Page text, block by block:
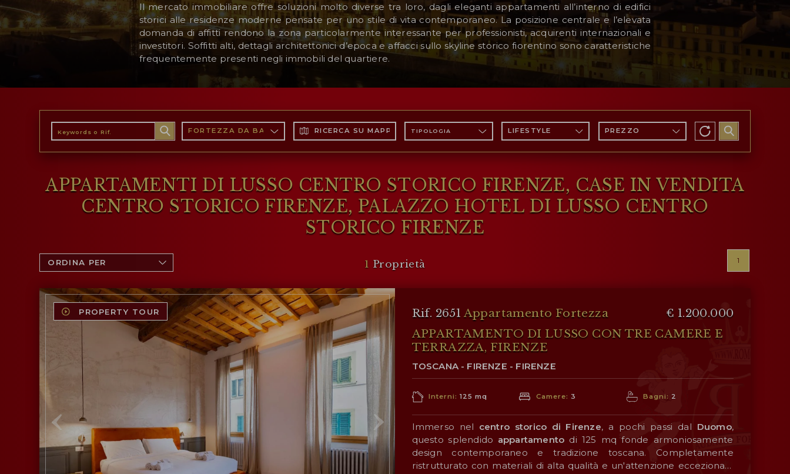
WISHLIST ( 0 )
Il mercato immobiliare offre soluzioni molto diverse tra loro, dagli eleganti appartamenti all’interno di edifici
storici alle residenze moderne pensate per uno stile di vita contemporaneo. La posizione centrale e l’elevata
domanda di affitti rendono la zona particolarmente interessante per professionisti, acquirenti internazionali e
investitori. Soffitti alti, dettagli architettonici d’epoca e affacci sullo skyline storico fiorentino sono caratteristiche
frequentemente presenti negli immobili del quartiere.
FORTEZZA DA BASSO RICERCA SU MAPPA TIPOLOGIA LIFESTYLE PREZZO
APPARTAMENTI DI LUSSO CENTRO STORICO FIRENZE, CASE IN VENDITA
CENTRO STORICO FIRENZE, PALAZZO HOTEL DI LUSSO CENTRO
STORICO FIRENZE
1 Proprietà 1
PROPERTY TOUR Rif. 2651 Appartamento Fortezza
€ 1.200.000
APPARTAMENTO DI LUSSO CON TRE CAMERE E
TERRAZZA, FIRENZE
TOSCANA - FIRENZE - FIRENZE
Interni: 125 mq Camere: 3 Bagni: 2
Immerso nel centro storico di Firenze, a pochi passi dal Duomo,
questo splendido appartamento di 125 mq fonde armoniosamente
design contemporaneo e tradizione toscana. Completamente
ristrutturato con materiali di alta qualità e un'attenzione eccezionale